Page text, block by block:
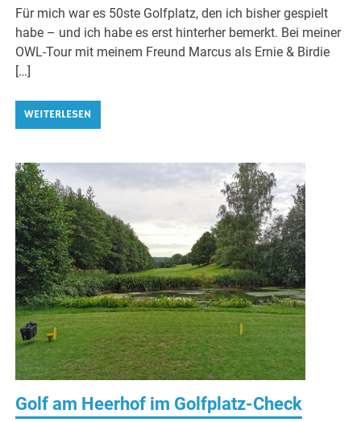
Für mich war es 50ste Golfplatz, den ich bisher gespielt
habe – und ich habe es erst hinterher bemerkt. Bei meiner
OWL-Tour mit meinem Freund Marcus als Ernie & Birdie
[…]
WEITERLESEN
Golf am Heerhof im Golfplatz-Check